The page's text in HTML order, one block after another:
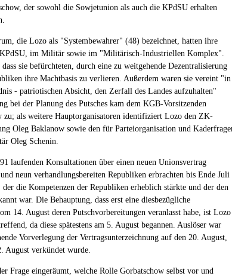
der sowohl die Sowjetunion als auch die KPdSU erhalten
die Lozo als "Systembewahrer" (48) bezeichnet, hatten ihre
im Militär sowie im "Militärisch-Industriellen Komplex".
sie befürchteten, durch eine zu weitgehende Dezentralisierung
ihre Machtbasis zu verlieren. Außerdem waren sie vereint "in
- patriotischen Absicht, den Zerfall des Landes aufzuhalten"
bei der Planung des Putsches kam dem KGB-Vorsitzenden
als weitere Hauptorganisatoren identifiziert Lozo den ZK-
Oleg Baklanow sowie den für Parteiorganisation und
Oleg Schenin.
laufenden Konsultationen über einen neuen Unionsvertrag
neun verhandlungsbereiten Republiken erbrachten bis Ende Juli
die Kompetenzen der Republiken erheblich stärkte und der den
war. Die Behauptung, dass erst eine diesbezügliche
14. August deren Putschvorbereitungen veranlasst habe, ist Lozo
da diese spätestens am 5. August begannen. Auslöser war
Vorverlegung der Vertragsunterzeichnung auf den 20. August,
August verkündet wurde.
Frage eingeräumt, welche Rolle Gorbatschow selbst vor und